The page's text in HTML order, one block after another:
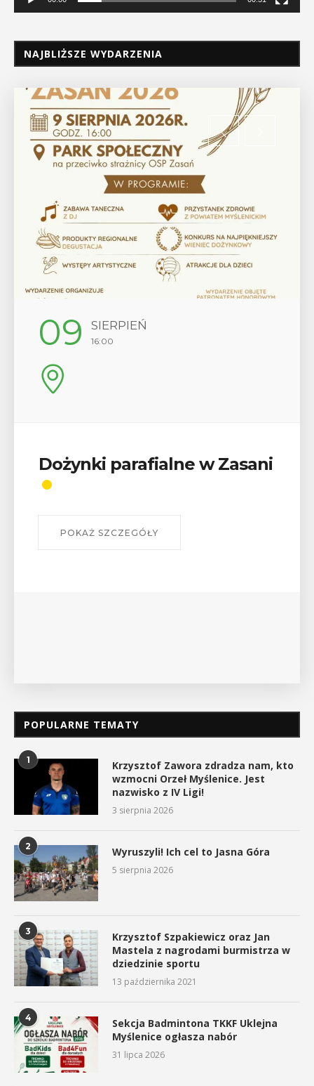
NAJBLIŻSZE WYDARZENIA
12 SIERPIEŃ
17:00
Wykład „Jak zdobyć
odznaki na myślenickich
W środę 12 sierpnia o godz. 17 w Miejskiej
POPULARNE TEMATY
1
Krzysztof Zawora zdradza nam, kto
wzmocni Orzeł Myślenice. Jest
nazwisko z IV Ligi!
3 sierpnia 2026
2 Wyruszyli! Ich cel to Jasna Góra
5 sierpnia 2026
3
Krzysztof Szpakiewicz oraz Jan
Mastela z nagrodami burmistrza w
dziedzinie sportu
13 października 2021
4
Sekcja Badmintona TKKF Uklejna
Myślenice ogłasza nabór
31 lipca 2026